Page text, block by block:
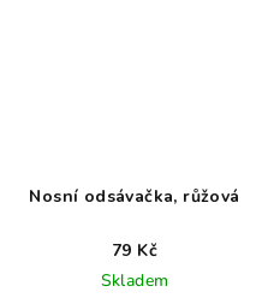
Nosní odsávačka, růžová
79 Kč
Skladem